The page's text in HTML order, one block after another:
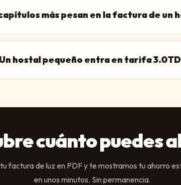
más pesan en la factura de un
hostal pequeño entra en tarifa
cuánto puedes
factura de luz en PDF y te mostramos tu ahorro
en unos minutos. Sin permanencia.